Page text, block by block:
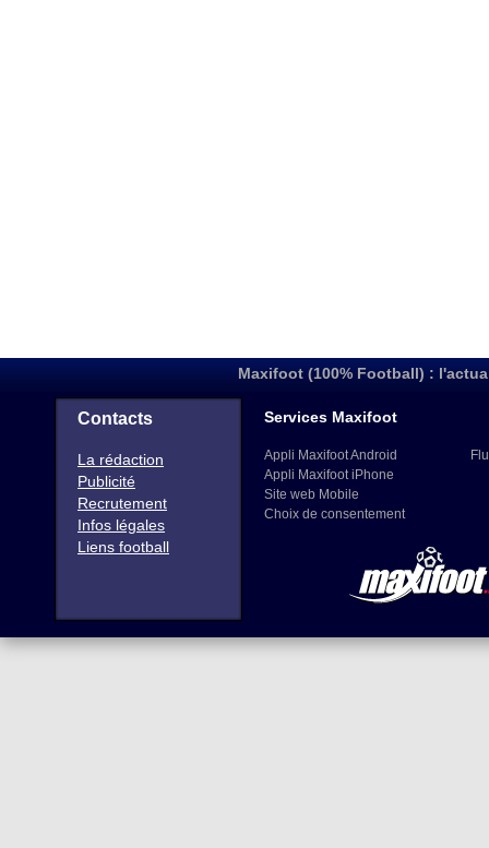
Maxifoot (100% Football) :
Contacts
La rédaction
Publicité
Recrutement
Infos légales
Liens football
Services Maxifoot
Appli Maxifoot Android
Appli Maxifoot iPhone
Site web Mobile
Choix de consentement